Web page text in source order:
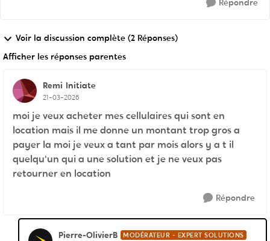
Répondre
Voir la discussion complète (2 Réponses)
Afficher les réponses parentes
Remi Initiate
21-03-2026
moi je veux acheter mes cellulaires qui sont en
location mais il me donne un montant trop gros a
payer la moi je veux a tant par mois alors y a t il
quelqu'un qui a une solution et je ne veux pas
retourner en location
Répondre
Pierre-OlivierB MODÉRATEUR - EXPERT SOLUTIONS